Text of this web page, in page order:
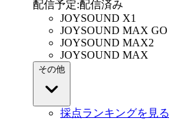
配信予定:配信済み
JOYSOUND X1
JOYSOUND MAX GO
JOYSOUND MAX2
JOYSOUND MAX
その他
採点ランキングを見る